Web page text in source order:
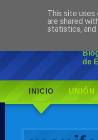
de
INICIO UNIÓN
This site uses
are shared
statistics, and